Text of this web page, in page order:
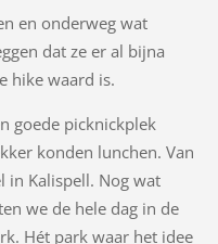
en onderweg wat
dat ze er al bijna
hike waard is.
goede picknickplek
konden lunchen. Van
in Kalispell. Nog wat
we de hele dag in de
Hét park waar het idee